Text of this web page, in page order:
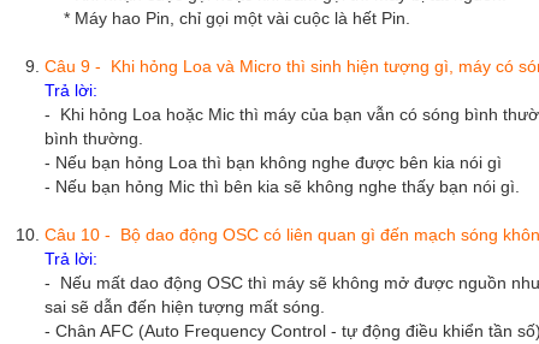
* Máy hao Pin, chỉ gọi một vài cuộc là hết Pin.
Câu 9 - Khi hỏng Loa và Micro thì sinh hiện tượng gì, máy có
Trả lời:
- Khi hỏng Loa hoặc Mic thì máy của bạn vẫn có sóng bình
bình thường.
- Nếu bạn hỏng Loa thì bạn không nghe được bên kia nói gì
- Nếu bạn hỏng Mic thì bên kia sẽ không nghe thấy bạn nói gì.
Câu 10 - Bộ dao động OSC có liên quan gì đến mạch sóng
Trả lời:
- Nếu mất dao động OSC thì máy sẽ không mở được nguồn
sai sẽ dẫn đến hiện tượng mất sóng.
- Chân AFC (Auto Frequency Control - tự động điều khiển tần